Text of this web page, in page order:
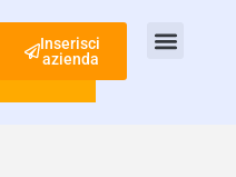
Cerca
Inserisci
azienda